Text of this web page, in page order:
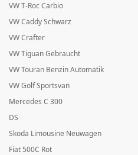
VW T-Roc Carbio
VW Caddy Schwarz
VW Crafter
VW Tiguan Gebraucht
VW Touran Benzin Automatik
VW Golf Sportsvan
Mercedes C 300
DS
Skoda Limousine Neuwagen
Fiat 500C Rot